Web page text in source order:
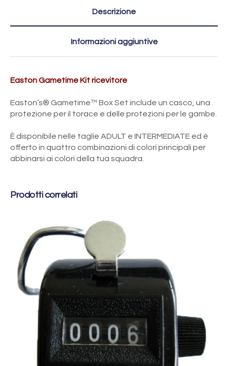
Descrizione
Informazioni aggiuntive
Easton Gametime Kit ricevitore
Easton’s® Gametime™ Box Set include un casco, una
protezione per il torace e delle protezioni per le gambe.
È disponibile nelle taglie ADULT e INTERMEDIATE ed è
offerto in quattro combinazioni di colori principali per
abbinarsi ai colori della tua squadra.
Prodotti correlati